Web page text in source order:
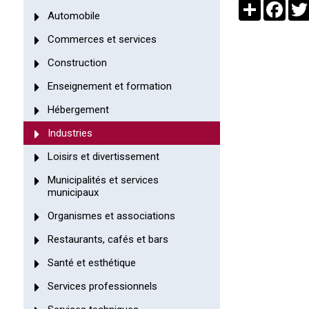
Automobile
Commerces et services
Construction
Enseignement et formation
Hébergement
Industries
Loisirs et divertissement
Municipalités et services
municipaux
Organismes et associations
Restaurants, cafés et bars
Santé et esthétique
Services professionnels
Partager